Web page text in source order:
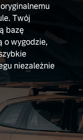
Twój
bazę
o wygodzie,
niezależnie